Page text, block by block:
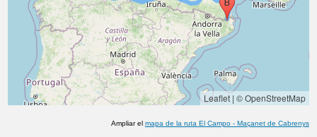
Leaflet| © OpenStreetMap
Ampliar el mapa de la ruta El Campo- Maçanet de Cabrenys